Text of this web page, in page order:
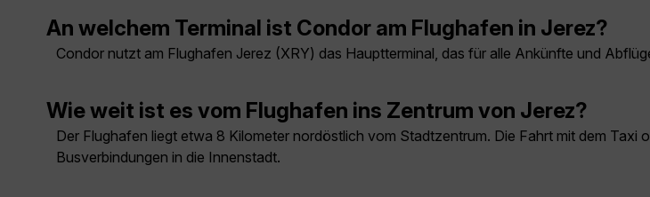
An welchem Terminal ist Condor am Flughafen in Jerez?
Condor nutzt am Flughafen Jerez (XRY) das Hauptterminal, das für alle Ankünfte und
Wie weit ist es vom Flughafen ins Zentrum von Jerez?
Der Flughafen liegt etwa 8 Kilometer nordöstlich vom Stadtzentrum. Die Fahrt mit dem
Busverbindungen in die Innenstadt.